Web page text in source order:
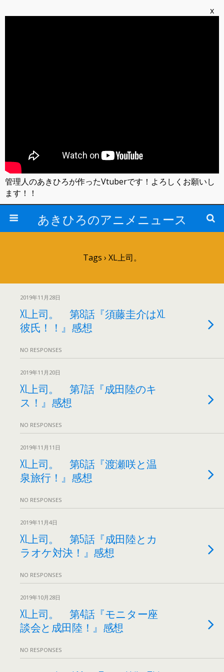
あきひろのアニメニュース
Tags › XL上司。
2019年11月28日
XL上司。 第8話『須藤圭介はXL
彼氏！！』感想
NO RESPONSES
2019年11月20日
XL上司。 第7話『成田陸のキ
ス！』感想
NO RESPONSES
2019年11月11日
XL上司。 第6話『渡瀬咲と温
泉旅行！』感想
NO RESPONSES
2019年11月4日
XL上司。 第5話『成田陸とカ
ラオケ対決！』感想
NO RESPONSES
2019年10月28日
XL上司。 第4話『モニター座
談会と成田陸！』感想
NO RESPONSES
x
管理人のあきひろが作ったVtuberです！よろしくお願いし
ます！！